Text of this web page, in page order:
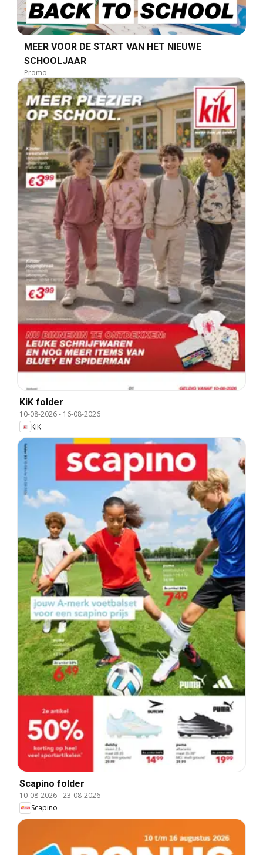
MEER VOOR DE START VAN HET NIEUWE
SCHOOLJAAR
Promo
KiK folder
10-08-2026- 16-08-2026
KiK
Scapino folder
10-08-2026-23-08-2026
Scapino